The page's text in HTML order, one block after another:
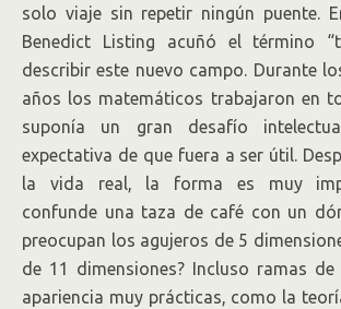
solo viaje sin repetir ningún puente.
Benedict Listing acuñó el término
describir este nuevo campo. Durante
años los matemáticos trabajaron en
suponía un gran desafío
expectativa de que fuera a ser útil.
la vida real, la forma es muy
confunde una taza de café con un
preocupan los agujeros de 5
de 11 dimensiones? Incluso ramas
apariencia muy prácticas, como la